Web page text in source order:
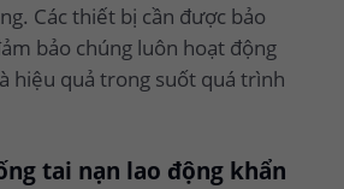
Các thiết bị cần được bảo
bảo chúng luôn hoạt động
hiệu quả trong suốt quá trình
tai nạn lao động khẩn